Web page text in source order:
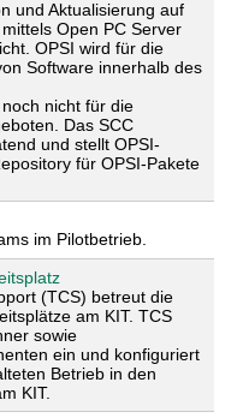
und Aktualisierung auf
Open PC Server
OPSI wird für die
Software innerhalb des
nicht für die
Das SCC
und stellt OPSI-
für OPSI-Pakete
im Pilotbetrieb.
(TCS) betreut die
am KIT. TCS
sowie
ein und konfiguriert
Betrieb in den
KIT.